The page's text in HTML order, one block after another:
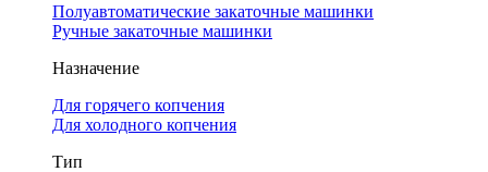
Полуавтоматические закаточные машинки
Ручные закаточные машинки
Назначение
Для горячего копчения
Для холодного копчения
Тип